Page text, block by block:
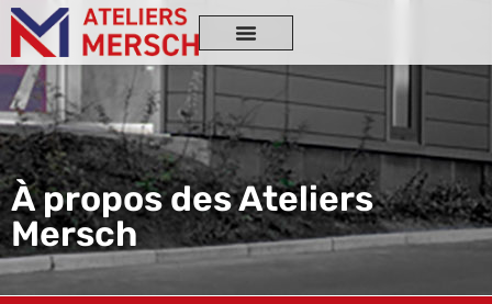
À propos des Ateliers
Mersch